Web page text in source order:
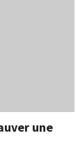
une